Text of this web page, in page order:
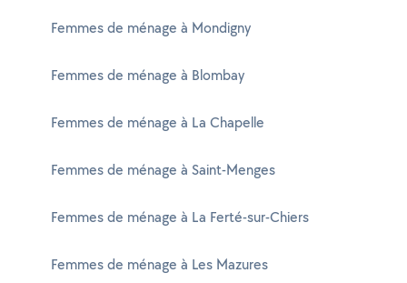
Femmes de ménage à Mondigny
Femmes de ménage à Blombay
Femmes de ménage à La Chapelle
Femmes de ménage à Saint-Menges
Femmes de ménage à La Ferté-sur-Chiers
Femmes de ménage à Les Mazures